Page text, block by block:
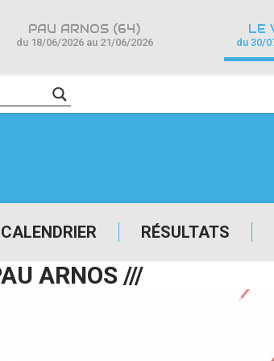
CALENDRIER RÉSULTATS
PAU ARNOS (64)
du 18/06/2026 au 21/06/2026
LE
du 30/
ARNOS ///